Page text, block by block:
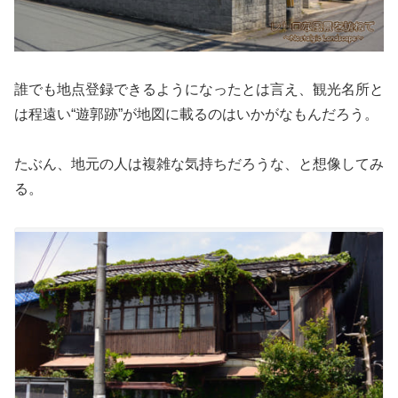
誰でも地点登録できるようになったとは言え、観光名所と
は程遠い“遊郭跡”が地図に載るのはいかがなもんだろう。
たぶん、地元の人は複雑な気持ちだろうな、と想像してみ
る。